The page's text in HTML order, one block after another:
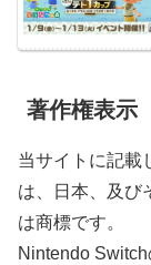
著作権表示
当サイトに記載
は、日本、及び
は商標です。
Nintendo